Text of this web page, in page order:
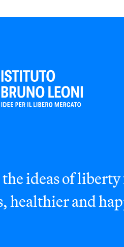
ideas of liberty
healthier and